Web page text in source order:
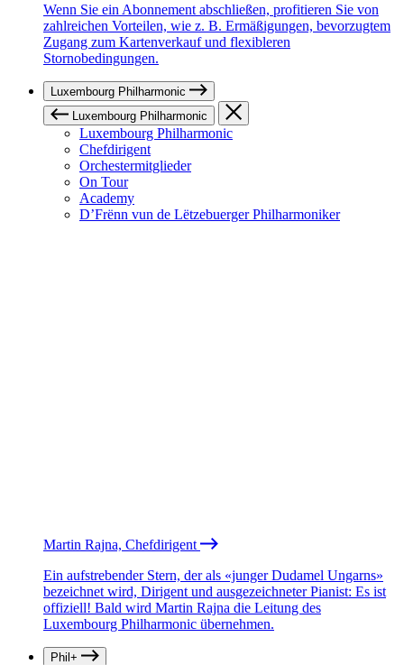
Wenn Sie ein Abonnement abschließen, profitieren Sie von
zahlreichen Vorteilen, wie z. B. Ermäßigungen, bevorzugtem
Zugang zum Kartenverkauf und flexibleren
Stornobedingungen.
Luxembourg Philharmonic
Luxembourg Philharmonic
Luxembourg Philharmonic
Chefdirigent
Orchestermitglieder
On Tour
Academy
D’Frënn vun de Lëtzebuerger Philharmoniker
Martin Rajna, Chefdirigent
Ein aufstrebender Stern, der als «junger Dudamel Ungarns»
bezeichnet wird, Dirigent und ausgezeichneter Pianist: Es ist
offiziell! Bald wird Martin Rajna die Leitung des
Luxembourg Philharmonic übernehmen.
Phil+